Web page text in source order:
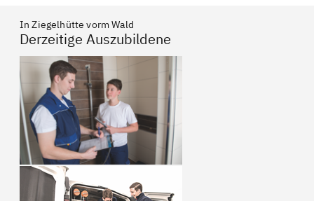
In Ziegelhütte vorm Wald
Derzeitige Auszubildene